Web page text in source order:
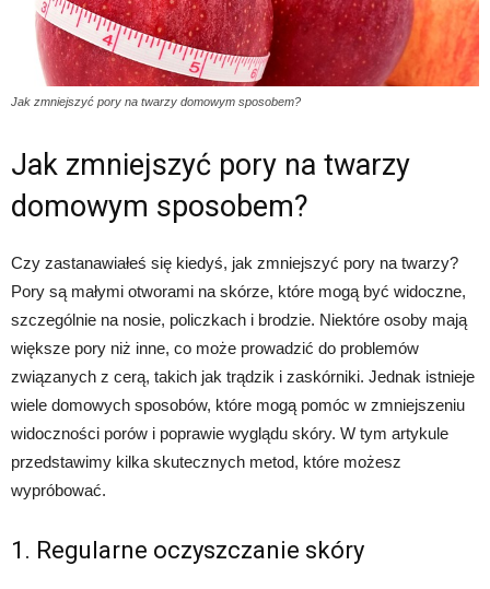
Jak zmniejszyć pory na twarzy domowym sposobem?
Jak zmniejszyć pory na twarzy
domowym sposobem?
Czy zastanawiałeś się kiedyś, jak zmniejszyć pory na twarzy?
Pory są małymi otworami na skórze, które mogą być widoczne,
szczególnie na nosie, policzkach i brodzie. Niektóre osoby mają
większe pory niż inne, co może prowadzić do problemów
związanych z cerą, takich jak trądzik i zaskórniki. Jednak istnieje
wiele domowych sposobów, które mogą pomóc w zmniejszeniu
widoczności porów i poprawie wyglądu skóry. W tym artykule
przedstawimy kilka skutecznych metod, które możesz
wypróbować.
1. Regularne oczyszczanie skóry